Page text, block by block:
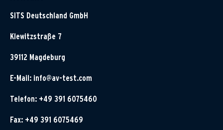
SITS Deutschland GmbH
Klewitzstraße 7
39112 Magdeburg
E-Mail: info@av-test.com
Telefon: +49 391 6075460
Fax: +49 391 6075469